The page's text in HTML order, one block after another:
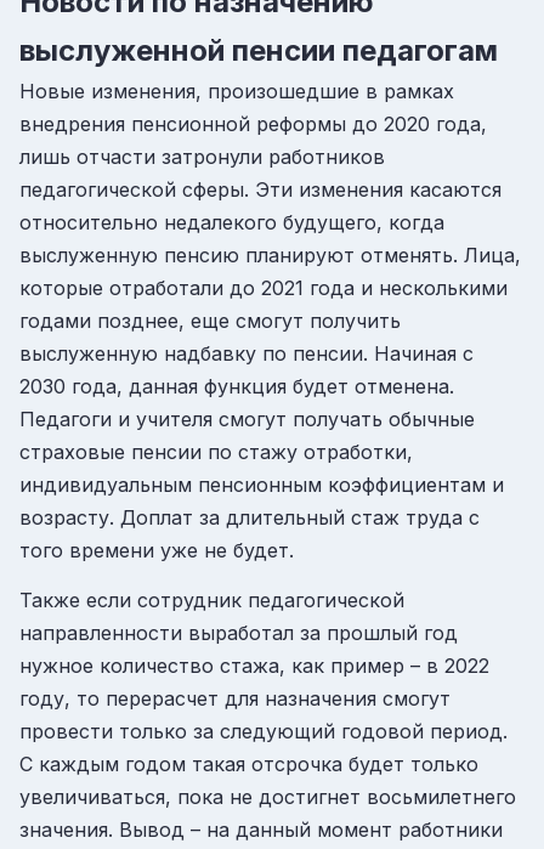
выслуженной пенсии педагогам
Новые изменения, произошедшие в рамках
внедрения пенсионной реформы до 2020 года,
лишь отчасти затронули работников
педагогической сферы. Эти изменения касаются
относительно недалекого будущего, когда
выслуженную пенсию планируют отменять. Лица,
которые отработали до 2021 года и несколькими
годами позднее, еще смогут получить
выслуженную надбавку по пенсии. Начиная с
2030 года, данная функция будет отменена.
Педагоги и учителя смогут получать обычные
страховые пенсии по стажу отработки,
индивидуальным пенсионным коэффициентам и
возрасту. Доплат за длительный стаж труда с
того времени уже не будет.
Также если сотрудник педагогической
направленности выработал за прошлый год
нужное количество стажа, как пример – в 2022
году, то перерасчет для назначения смогут
провести только за следующий годовой период.
С каждым годом такая отсрочка будет только
увеличиваться, пока не достигнет восьмилетнего
значения. Вывод – на данный момент работники